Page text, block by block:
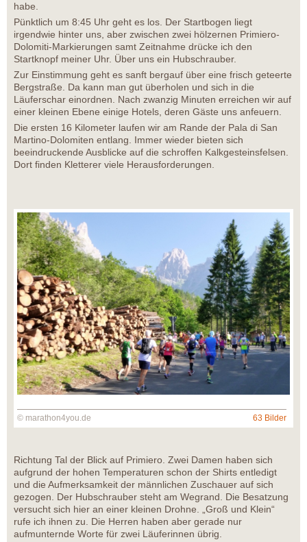
habe.
Pünktlich um 8:45 Uhr geht es los. Der Startbogen liegt
irgendwie hinter uns, aber zwischen zwei hölzernen Primiero-
Dolomiti-Markierungen samt Zeitnahme drücke ich den
Startknopf meiner Uhr. Über uns ein Hubschrauber.
Zur Einstimmung geht es sanft bergauf über eine frisch geteerte
Bergstraße. Da kann man gut überholen und sich in die
Läuferschar einordnen. Nach zwanzig Minuten erreichen wir auf
einer kleinen Ebene einige Hotels, deren Gäste uns anfeuern.
Die ersten 16 Kilometer laufen wir am Rande der Pala di San
Martino-Dolomiten entlang. Immer wieder bieten sich
beeindruckende Ausblicke auf die schroffen Kalkgesteinsfelsen.
Dort finden Kletterer viele Herausforderungen.
© marathon4you.de 63 Bilder
Richtung Tal der Blick auf Primiero. Zwei Damen haben sich
aufgrund der hohen Temperaturen schon der Shirts entledigt
und die Aufmerksamkeit der männlichen Zuschauer auf sich
gezogen. Der Hubschrauber steht am Wegrand. Die Besatzung
versucht sich hier an einer kleinen Drohne. „Groß und Klein“
rufe ich ihnen zu. Die Herren haben aber gerade nur
aufmunternde Worte für zwei Läuferinnen übrig.